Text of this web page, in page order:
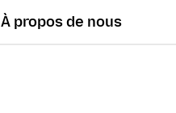
À propos de nous